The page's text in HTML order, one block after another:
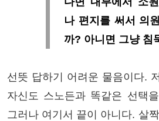
나 편지를 써서 의
까? 아니면 그냥 침
선뜻 답하기 어려운 물음이다.
자신도 스노든과 똑같은 선택
그러나 여기서 끝이 아니다. 살